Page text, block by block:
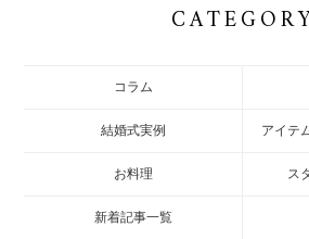
コラム
結婚式実例 アイテ
お料理 ス
新着記事一覧